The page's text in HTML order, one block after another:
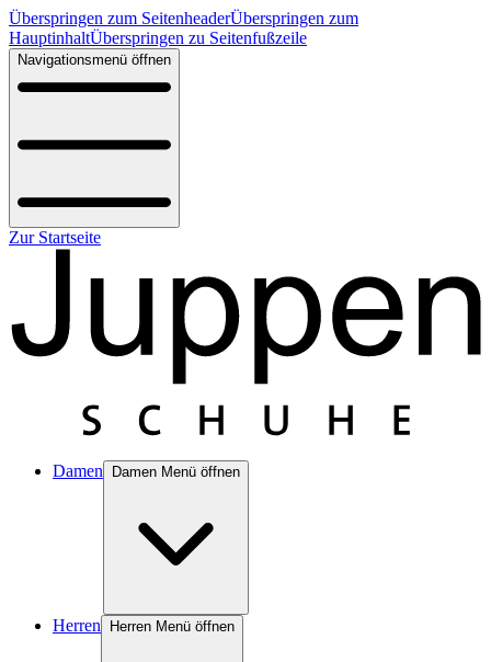
Überspringen zum SeitenheaderÜberspringen zum
HauptinhaltÜberspringen zu Seitenfußzeile
Navigationsmenü öffnen
Zur Startseite
Damen Damen Menü öffnen
Herren Herren Menü öffnen